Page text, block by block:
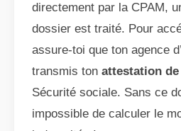
directement par la CPAM,
dossier est traité. Pour
assure-toi que ton agence
transmis ton attestation
Sécurité sociale. Sans ce
impossible de calculer le